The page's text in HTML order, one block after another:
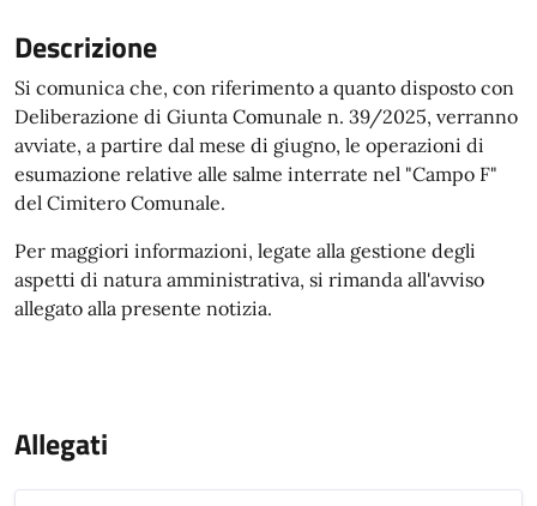
Descrizione
Si comunica che, con riferimento a quanto disposto con
Deliberazione di Giunta Comunale n. 39/2025, verranno
avviate, a partire dal mese di giugno, le operazioni di
esumazione relative alle salme interrate nel "Campo F"
del Cimitero Comunale.
Per maggiori informazioni, legate alla gestione degli
aspetti di natura amministrativa, si rimanda all'avviso
allegato alla presente notizia.
Allegati